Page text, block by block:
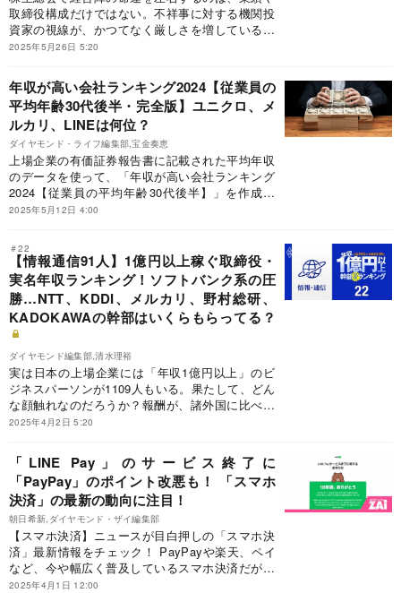
取締役構成だけではない。不祥事に対する機関投
資家の視線が、かつてなく厳しさを増している。
そこで機関投資家によって不祥事認定された上場
と認定数の多さから、不祥事認定されやすい5つ
のパターンが浮かび上がった。
2025年5月26日 5:20
年収が高い会社ランキング2024【従業員の
平均年齢30代後半・完全版】ユニクロ、メ
ルカリ、LINEは何位？
ダイヤモンド・ライフ編集部,宝金奏恵
上場企業の有価証券報告書に記載された平均年収
のデータを使って、「年収が高い会社ランキング
2024【従業員の平均年齢30代後半】」を作成し
た。本社所在地はダイヤモンド社企業情報部調
2025年5月12日 4:00
＃22
【情報通信91人】1億円以上稼ぐ取締役・
実名年収ランキング！ソフトバンク系の圧
勝…NTT、KDDI、メルカリ、野村総研、
KADOKAWAの幹部はいくらもらってる？
ダイヤモンド編集部,清水理裕
実は日本の上場企業には「年収1億円以上」のビ
ジネスパーソンが1109人もいる。果たして、どん
な顔触れなのだろうか？報酬が、諸外国に比べて
低過ぎるという指摘もあるだけに、年収が高いこ
業績や株式市場からの評価が振るわないにもかか
わらず、1億円ももらっているのであれば、従業
員や株主は心穏やかではいられないかもしれな
い。今回は、情報通信業界の役員報酬ランキング
を公開する。
2025年4月2日 5:20
「LINE Pay」のサービス終了に
「PayPay」のポイント改悪も！ 「スマホ
決済」の最新の動向に注目！
朝日希新,ダイヤモンド・ザイ編集部
【スマホ決済】ニュースが目白押しの「スマホ決
済」最新情報をチェック！ PayPayや楽天、ペイ
など、今や幅広く普及しているスマホ決済だが、
最近になりサービスの終了やポイントの改悪な
2025年4月1日 12:00